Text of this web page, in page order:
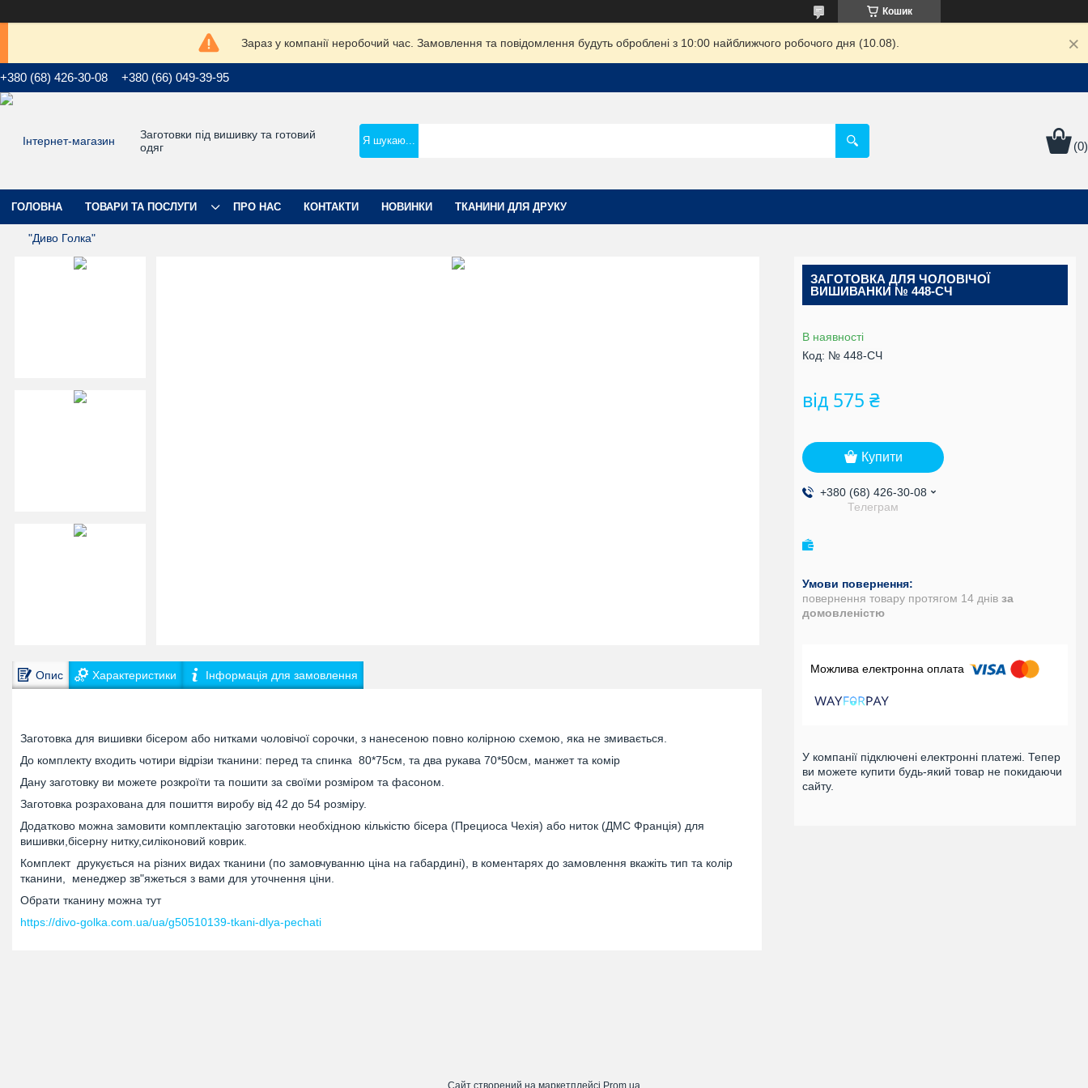
Кошик
Зараз у компанії неробочий час. Замовлення та повідомлення будуть оброблені з 10:00 найближчого робочого дня (10.08).
+380 (68) 426-30-08 +380 (66) 049-39-95
Заготовки під вишивку та готовий
одяг
ГОЛОВНА ТОВАРИ ТА ПОСЛУГИ ПРО НАС КОНТАКТИ НОВИНКИ ТКАНИНИ ДЛЯ ДРУКУ
Опис Характеристики Інформація для замовлення
Заготовка для вишивки бісером або нитками чоловічої сорочки, з нанесеною повно колірною схемою, яка не змивається.
До комплекту входить чотири відрізи тканини: перед та спинка 80*75см, та два рукава 70*50см, манжет та комір
Дану заготовку ви можете розкроїти та пошити за своїми розміром та фасоном.
Заготовка розрахована для пошиття виробу від 42 до 54 розміру.
Додатково можна замовити комплектацію заготовки необхідною кількістю бісера (Прециоса Чехія) або ниток (ДМС Франція) для
вишивки,бісерну нитку,силіконовий коврик.
Комплект друкується на різних видах тканини (по замовчуванню ціна на габардині), в коментарях до замовлення вкажіть тип та колір
тканини, менеджер зв"яжеться з вами для уточнення ціни.
Обрати тканину можна тут
https://divo-golka.com.ua/ua/g50510139-tkani-dlya-pechati
ЗАГОТОВКА ДЛЯ ЧОЛОВІЧОЇ
ВИШИВАНКИ № 448-СЧ
В наявності
Код: № 448-СЧ
від 575 ₴
Купити
+380 (68) 426-30-08
Телеграм
повернення товару протягом 14 днів за
домовленістю
У компанії підключені електронні платежі. Тепер
ви можете купити будь-який товар не покидаючи
сайту.